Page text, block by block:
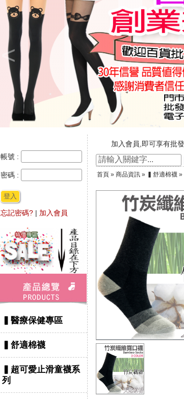
<
帳號 :
密碼 :
登入
忘記密碼? | 加入會員
▍醫療保健專區
▍舒適棉襪
▍超可愛止滑童襪系
列
加入會員,即可享有批
新官網，購物好輕鬆
☆ ★~廠商合作-專利
★★年節出貨公告★★
首頁 » 商品資訊 » ▍舒適棉襪 »